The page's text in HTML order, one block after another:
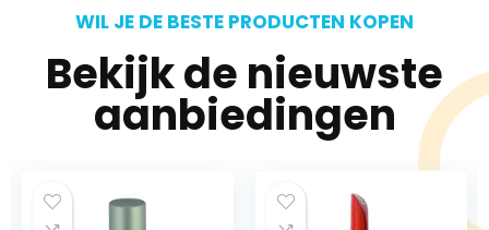
WIL JE DE BESTE PRODUCTEN KOPEN
Bekijk de nieuwste
aanbiedingen